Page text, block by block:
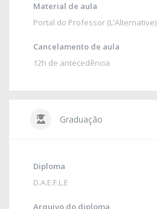
Material de aula
Portal do Professor (L'Alternative)
Cancelamento de aula
12h de antecedência
Graduação
Diploma
D.A.E.F.L.E
Arquivo do diploma